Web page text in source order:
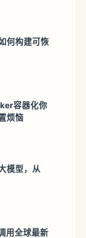
何构建可恢
容器化你
烦恼
模型，从
用全球最新